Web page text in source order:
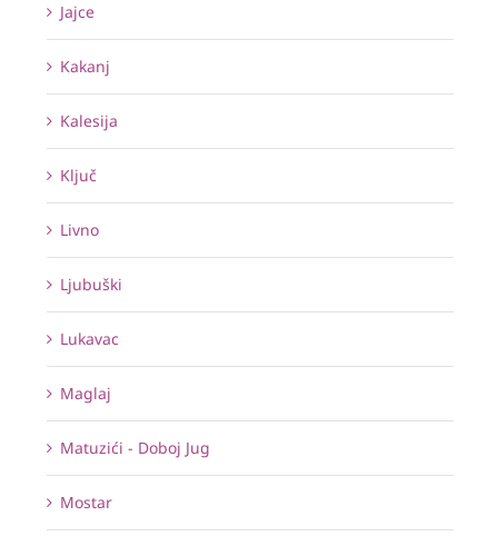
Jajce
Kakanj
Kalesija
Ključ
Livno
Ljubuški
Lukavac
Maglaj
Matuzići - Doboj Jug
Mostar